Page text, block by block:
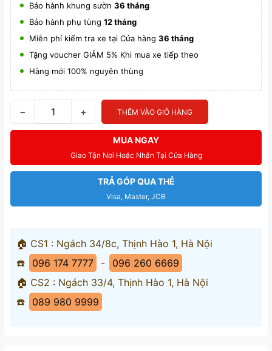
Bảo hành khung sườn 36 tháng
Bảo hành phụ tùng 12 tháng
Miễn phí kiểm tra xe tại Cửa hàng 36 tháng
Tặng voucher GIẢM 5% Khi mua xe tiếp theo
Hàng mới 100% nguyên thùng
− + THÊM VÀO GIỎ HÀNG
MUA NGAY
Giao Tận Nơi Hoặc Nhận Tại Cửa Hàng
TRẢ GÓP QUA THẺ
Visa, Master, JCB
🏠 CS1 : Ngách 34/8c, Thịnh Hào 1, Hà Nội
☎️
096 174 7777 -
096 260 6669
🏠 CS2 : Ngách 33/4, Thịnh Hào 1, Hà Nội
☎️
089 980 9999